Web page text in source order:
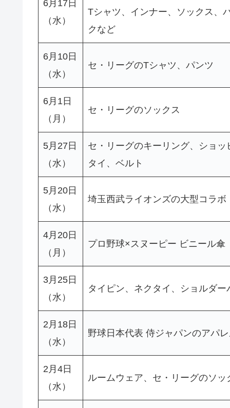
6月17日
（水）
Tシャツ、インナー、ソックス、
クなど
6月10日
（水）
セ・リーグのTシャツ、パンツ
6月1日
（月）
セ・リーグのソックス
5月27日
（水）
セ・リーグのキーリング、ショ
タイ、ベルト
5月20日
（水）
埼玉西武ライオンズの大型コラボ
4月20日
（月）
プロ野球×スヌーピー ビニール傘
3月25日
（水）
タイピン、ネクタイ、ショルダー
2月18日
（水）
野球日本代表 侍ジャパンのアパ
2月4日
（水）
ルームウェア、セ・リーグのソッ